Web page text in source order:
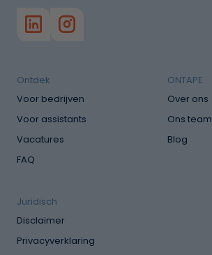
Ontdek
Voor bedrijven
Voor assistants
Vacatures
FAQ
ONTAPE
Over ons
Ons team
Blog
Juridisch
Disclaimer
Privacyverklaring